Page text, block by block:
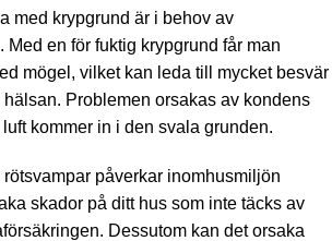
med krypgrund är i behov av
Med en för fuktig krypgrund får man
mögel, vilket kan leda till mycket besvär
Problemen orsakas av kondens
kommer in i den svala grunden.
påverkar inomhusmiljön
skador på ditt hus som inte täcks av
Dessutom kan det orsaka